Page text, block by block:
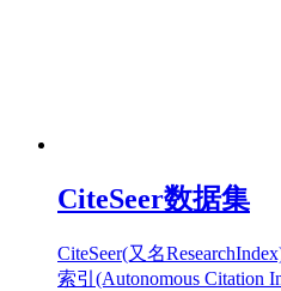
CiteSeer数据集
CiteSeer(又名
索引(Autonomous Citation